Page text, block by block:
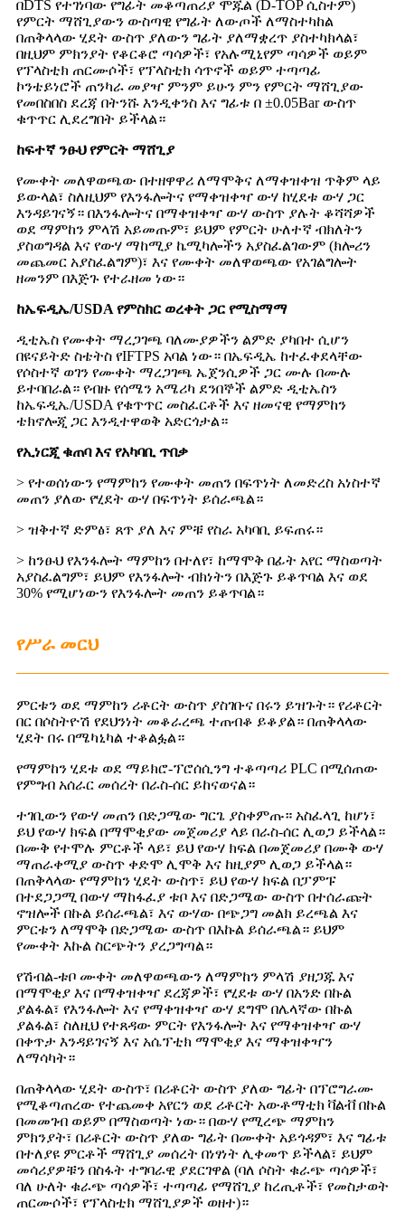
በDTS የተገነባው የግፊት መቆጣጠሪያ ሞጁል (D-TOP ሲስተም)
የምርት ማሸጊያውን ውስጣዊ የግፊት ለውጦች ለማስተካከል
በጠቅላላው ሂደት ውስጥ ያለውን ግፊት ያለማቋረጥ ያስተካክላል፣
በዚህም ምክንያት የቆርቆሮ ጣሳዎች፣ የአሉሚኒየም ጣሳዎች ወይም
የፕላስቲክ ጠርሙሶች፣ የፕላስቲክ ሳጥኖች ወይም ተጣጣፊ
ኮንቴይነሮች ጠንካራ መያዣ ምንም ይሁን ምን የምርት ማሸጊያው
የመበስበስ ደረጃ በትንሹ እንዲቀንስ እና ግፊቱ በ ±0.05Bar ውስጥ
ቁጥጥር ሊደረግበት ይችላል።
ከፍተኛ ንፁህ የምርት ማሸጊያ
የሙቀት መለዋወጫው በተዘዋዋሪ ለማሞቅና ለማቀዝቀዝ ጥቅም ላይ
ይውላል፣ ስለዚህም የእንፋሎትና የማቀዝቀዣ ውሃ ከሂደቱ ውሃ ጋር
እንዳይገናኝ። በእንፋሎትና በማቀዝቀዣ ውሃ ውስጥ ያሉት ቆሻሻዎች
ወደ ማምከን ምላሽ አይመጡም፣ ይህም የምርት ሁለተኛ ብክለትን
ያስወግዳል እና የውሃ ማከሚያ ኬሚካሎችን አያስፈልገውም (ክሎሪን
መጨመር አያስፈልግም)፣ እና የሙቀት መለዋወጫው የአገልግሎት
ዘመንም በእጅጉ የተራዘመ ነው።
ከኤፍዲኤ/USDA የምስክር ወረቀት ጋር የሚስማማ
ዲቲኤስ የሙቀት ማረጋገጫ ባለሙያዎችን ልምድ ያካበተ ሲሆን
በዩናይትድ ስቴትስ የIFTPS አባል ነው። በኤፍዲኤ ከተፈቀደላቸው
የሶስተኛ ወገን የሙቀት ማረጋገጫ ኤጀንሲዎች ጋር ሙሉ በሙሉ
ይተባበራል። የብዙ የሰሜን አሜሪካ ደንበኞች ልምድ ዲቲኤስን
ከኤፍዲኤ/USDA የቁጥጥር መስፈርቶች እና ዘመናዊ የማምከን
ቴክኖሎጂ ጋር እንዲተዋወቅ አድርጎታል።
የኢነርጂ ቁጠባ እና የአካባቢ ጥበቃ
> የተወሰነውን የማምከን የሙቀት መጠን በፍጥነት ለመድረስ አነስተኛ
መጠን ያለው የሂደት ውሃ በፍጥነት ይሰራጫል።
> ዝቅተኛ ድምፅ፣ ጸጥ ያለ እና ምቹ የስራ አካባቢ ይፍጠሩ።
> ከንፁህ የእንፋሎት ማምከን በተለየ፣ ከማሞቅ በፊት አየር ማስወጣት
አያስፈልግም፣ ይህም የእንፋሎት ብክነትን በእጅጉ ይቆጥባል እና ወደ
30% የሚሆነውን የእንፋሎት መጠን ይቆጥባል።
የሥራ መርህ
ምርቱን ወደ ማምከን ሪቶርት ውስጥ ያስገቡና በሩን ይዝጉት። የሪቶርት
በር በሶስትዮሽ የደህንነት መቆራረጫ ተጠብቆ ይቆያል። በጠቅላላው
ሂደት በሩ በሜካኒካል ተቆልፏል።
የማምከን ሂደቱ ወደ ማይክሮ-ፕሮሰሲንግ ተቆጣጣሪ PLC በሚሰጠው
የምግብ አሰራር መሰረት በራስ-ሰር ይከናወናል።
ተገቢውን የውሃ መጠን በድጋሜው ግርጌ ያስቀምጡ። አስፈላጊ ከሆነ፣
ይህ የውሃ ክፍል በማሞቂያው መጀመሪያ ላይ በራስ-ሰር ሊወጋ ይችላል።
በሙቅ የተሞሉ ምርቶች ላይ፣ ይህ የውሃ ክፍል በመጀመሪያ በሙቅ ውሃ
ማጠራቀሚያ ውስጥ ቀድሞ ሊሞቅ እና ከዚያም ሊወጋ ይችላል።
በጠቅላላው የማምከን ሂደት ውስጥ፣ ይህ የውሃ ክፍል በፓምፑ
በተደጋጋሚ በውሃ ማከፋፈያ ቱቦ እና በድጋሜው ውስጥ በተሰራጩት
ኖዝሎች በኩል ይሰራጫል፣ እና ውሃው በጭጋግ መልክ ይረጫል እና
ምርቱን ለማሞቅ በድጋሜው ውስጥ በእኩል ይሰራጫል። ይህም
የሙቀት እኩል ስርጭትን ያረጋግጣል።
የሽብል-ቱቦ ሙቀት መለዋወጫውን ለማምከን ምላሽ ያዘጋጁ እና
በማሞቂያ እና በማቀዝቀዣ ደረጃዎች፣ የሂደቱ ውሃ በአንድ በኩል
ያልፋል፣ የእንፋሎት እና የማቀዝቀዣ ውሃ ደግሞ በሌላኛው በኩል
ያልፋል፣ ስለዚህ የተጸዳው ምርት የእንፋሎት እና የማቀዝቀዣ ውሃ
በቀጥታ እንዳይገናኝ እና አሴፕቲክ ማሞቂያ እና ማቀዝቀዣን
ለማሳካት።
በጠቅላላው ሂደት ውስጥ፣ በሪቶርት ውስጥ ያለው ግፊት በፕሮግራሙ
የሚቆጣጠረው የተጨመቀ አየርን ወደ ሪቶርት አውቶማቲክ ቫልቭ በኩል
በመመገብ ወይም በማስወጣት ነው። በውሃ የሚረጭ ማምከን
ምክንያት፣ በሪቶርት ውስጥ ያለው ግፊት በሙቀት አይጎዳም፣ እና ግፊቱ
በተለያዩ ምርቶች ማሸጊያ መሰረት በነፃነት ሊቀመጥ ይችላል፣ ይህም
መሳሪያዎቹን በስፋት ተግባራዊ ያደርገዋል (ባለ ሶስት ቁራጭ ጣሳዎች፣
ባለ ሁለት ቁራጭ ጣሳዎች፣ ተጣጣፊ የማሸጊያ ከረጢቶች፣ የመስታወት
ጠርሙሶች፣ የፕላስቲክ ማሸጊያዎች ወዘተ)።